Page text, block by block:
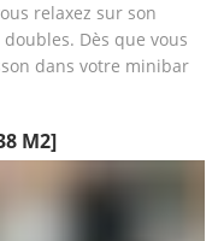
relaxez sur son
Dès que vous
dans votre minibar
M2]